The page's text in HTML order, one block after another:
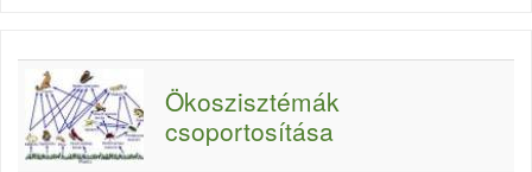
Ökoszisztémák
csoportosítása